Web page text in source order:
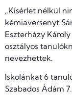
„Kísérlet nélkül
kémiaversenyt
Eszterházy
osztályos
nevezhettek.
Iskolánkat 6
Szabados Ádám